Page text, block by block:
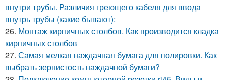
внутри трубы. Различия греющего кабеля для ввода
внутрь трубы (какие бывают):
26. Монтаж кирпичных столбов. Как производится кладка
кирпичных столбов
27. Самая мелкая наждачная бумага для полировки. Как
выбрать зернистость наждачной бумаги?